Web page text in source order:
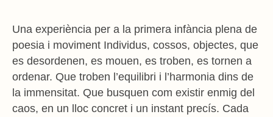
Una experiència per a la primera infància plena de
poesia i moviment Individus, cossos, objectes, que
es desordenen, es mouen, es troben, es tornen a
ordenar. Que troben l’equilibri i l’harmonia dins de
la immensitat. Que busquen com existir enmig del
caos, en un lloc concret i un instant precís. Cada